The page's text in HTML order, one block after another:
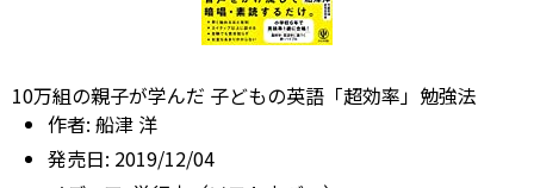
10万組の親子が学んだ 子どもの英語「超効率」勉強法
作者: 船津 洋
発売日: 2019/12/04